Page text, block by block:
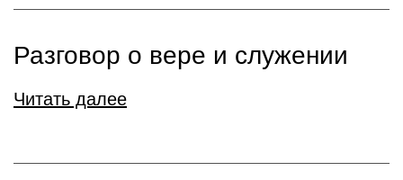
Разговор о вере и служении
Читать далее